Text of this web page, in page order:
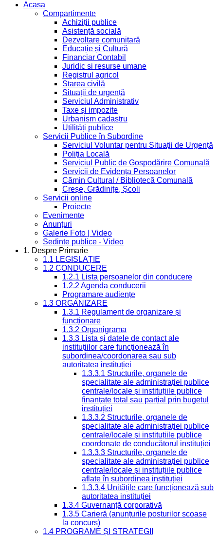
Acasa
Compartimente
Achiziții publice
Asistență socială
Dezvoltare comunitară
Educație și Cultură
Financiar Contabil
Juridic si resurse umane
Registrul agricol
Starea civilă
Situații de urgență
Serviciul Administrativ
Taxe și impozite
Urbanism cadastru
Utilități publice
Servicii Publice în Subordine
Serviciul Voluntar pentru Situații de Urgență
Poliția Locală
Serviciul Public de Gospodărire Comunală
Servicii de Evidența Persoanelor
Cămin Cultural / Bibliotecă Comunală
Creșe, Grădinițe, Școli
Servicii online
Proiecte
Evenimente
Anunțuri
Galerie Foto | Video
Sedinte publice - Video
1. Despre Primarie
1.1 LEGISLAȚIE
1.2 CONDUCERE
1.2.1 Lista persoanelor din conducere
1.2.2 Agenda conducerii
Programare audiențe
1.3 ORGANIZARE
1.3.1 Regulament de organizare și
funcționare
1.3.2 Organigrama
1.3.3 Lista și datele de contact ale
instituțiilor care funcționează în
subordinea/coordonarea sau sub
autoritatea instituției
1.3.3.1 Structurile, organele de
specialitate ale administrației publice
centrale/locale și instituțiile publice
finanțate total sau parțial prin bugetul
instituției
1.3.3.2 Structurile, organele de
specialitate ale administrației publice
centrale/locale și instituțiile publice
coordonate de conducătorul instituției
1.3.3.3 Structurile, organele de
specialitate ale administrației publice
centrale/locale și instituțiile publice
aflate în subordinea instituției
1.3.3.4 Unitățile care funcționează sub
autoritatea instituției
1.3.4 Guvernanță corporativă
1.3.5 Carieră (anunțurile posturilor scoase
la concurs)
1.4 PROGRAME ȘI STRATEGII